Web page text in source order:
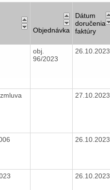
Objednávka
Dátum
doručenia
faktúry
obj.
96/2023
26.10.2023
27.10.2023
26.10.2023
26.10.2023